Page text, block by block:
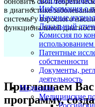
Информация о
Научные
Локальный
Комиссия по
Патентные
собственности
Документы,
деятельность
Медицина
Медицинские
в диагностике
системы у взрослого
функциональной
Приглашаем
программу,